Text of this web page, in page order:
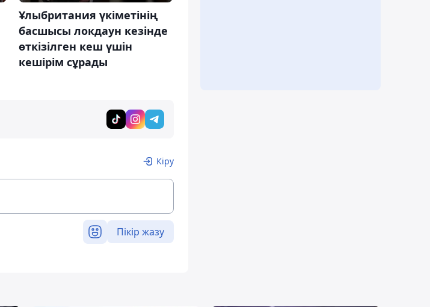
Ұлыбритания үкіметінің
басшысы локдаун кезінде
өткізілген кеш үшін
кешірім сұрады
Кіру
Пікір жазу